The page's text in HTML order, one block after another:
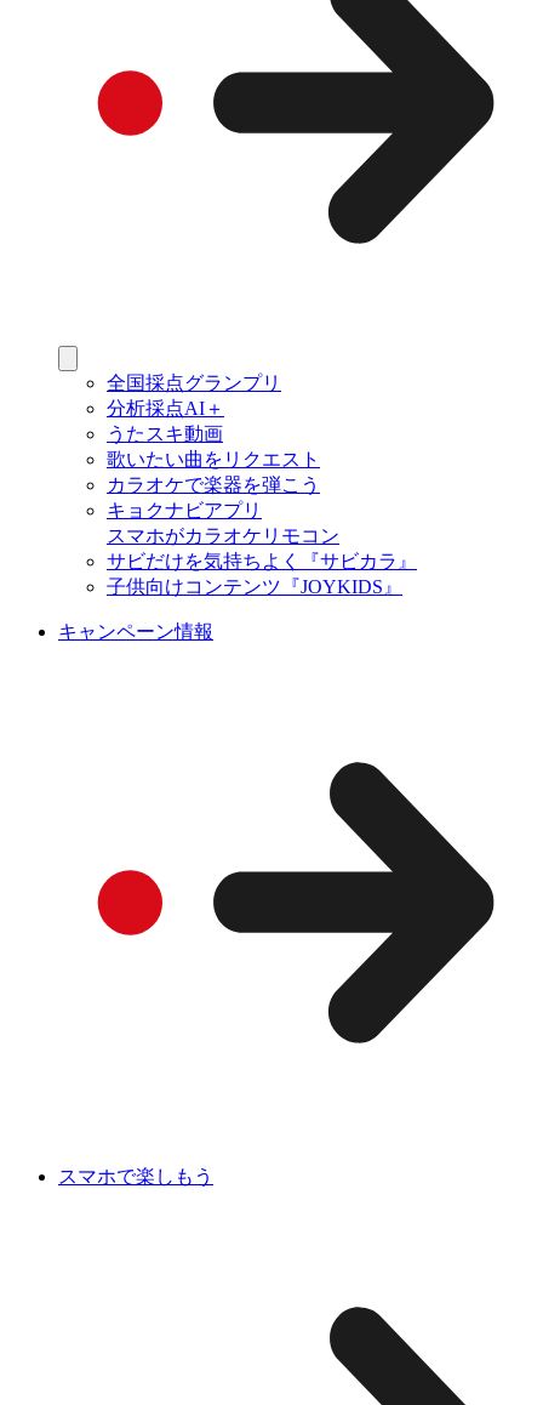
全国採点グランプリ
分析採点AI＋
うたスキ動画
歌いたい曲をリクエスト
カラオケで楽器を弾こう
キョクナビアプリ
スマホがカラオケリモコン
サビだけを気持ちよく『サビカラ』
子供向けコンテンツ『JOYKIDS』
キャンペーン情報
スマホで楽しもう